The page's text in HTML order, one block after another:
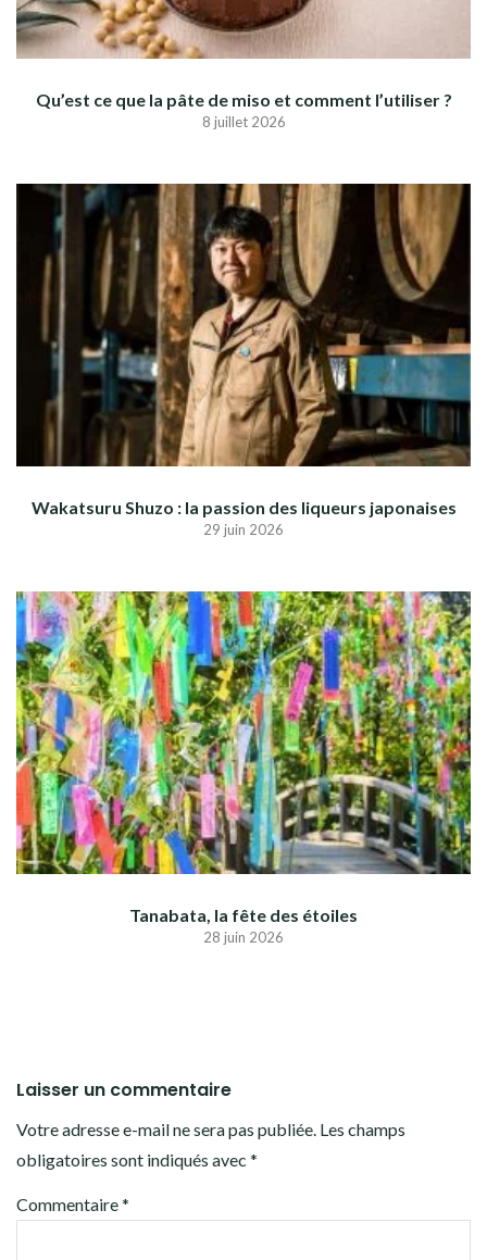
Qu’est ce que la pâte de miso et comment l’utiliser ?
8 juillet 2026
Wakatsuru Shuzo : la passion des liqueurs japonaises
29 juin 2026
Tanabata, la fête des étoiles
28 juin 2026
Laisser un commentaire
Votre adresse e-mail ne sera pas publiée. Les champs
obligatoires sont indiqués avec *
Commentaire*